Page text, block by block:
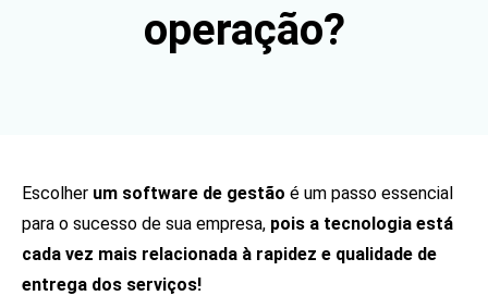
operação?
Escolher um software de gestão é um passo essencial
para o sucesso de sua empresa, pois a tecnologia está
cada vez mais relacionada à rapidez e qualidade de
entrega dos serviços!